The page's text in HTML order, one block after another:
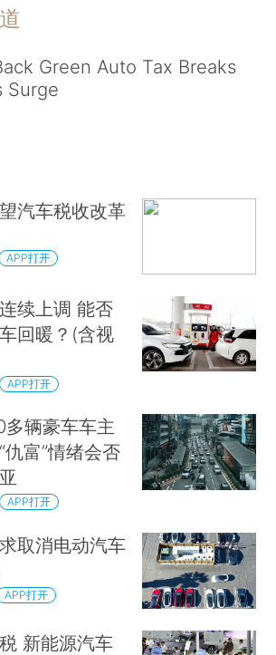
Green Auto Tax Breaks
Surge
汽车税收改革
APP打开
续上调 能否
回暖？(含视
APP打开
辆豪车车主
仇富”情绪会否
APP打开
取消电动汽车
APP打开
新能源汽车